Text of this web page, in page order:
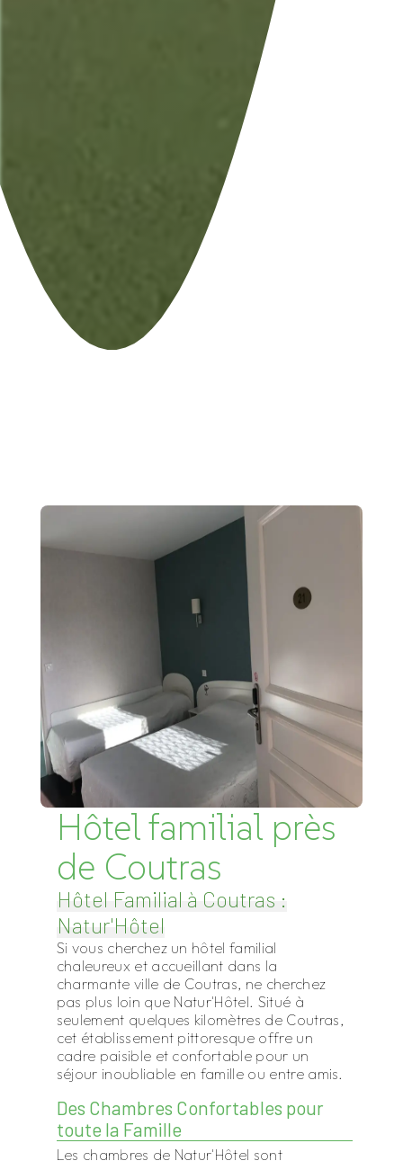
Hôtel familial près
de Coutras
Hôtel Familial à Coutras :
Natur'Hôtel
Si vous cherchez un hôtel familial
chaleureux et accueillant dans la
charmante ville de Coutras, ne cherchez
pas plus loin que Natur'Hôtel. Situé à
seulement quelques kilomètres de Coutras,
cet établissement pittoresque offre un
cadre paisible et confortable pour un
séjour inoubliable en famille ou entre amis.
Des Chambres Confortables pour
toute la Famille
Les chambres de Natur'Hôtel sont